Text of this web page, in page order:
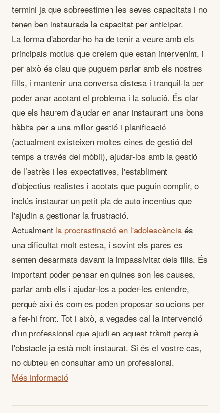
termini ja que sobreestimen les seves capacitats i no
tenen ben instaurada la capacitat per anticipar.
La forma d'abordar-ho ha de tenir a veure amb els
principals motius que creiem que estan intervenint, i
per això és clau que puguem parlar amb els nostres
fills, i mantenir una conversa distesa i tranquil·la per
poder anar acotant el problema i la solució. És clar
que els haurem d'ajudar en anar instaurant uns bons
hàbits per a una millor gestió i planificació
(actualment existeixen moltes eines de gestió del
temps a través del mòbil), ajudar-los amb la gestió
de l’estrès i les expectatives, l'establiment
d'objectius realistes i acotats que puguin complir, o
inclús instaurar un petit pla de auto incentius que
l'ajudin a gestionar la frustració.
Actualment la procrastinació en l'adolescència és
una dificultat molt estesa, i sovint els pares es
senten desarmats davant la impassivitat dels fills. És
important poder pensar en quines son les causes,
parlar amb ells i ajudar-los a poder-les entendre,
perquè així és com es poden proposar solucions per
a fer-hi front. Tot i això, a vegades cal la intervenció
d'un professional que ajudi en aquest tràmit perquè
l'obstacle ja està molt instaurat. Si és el vostre cas,
no dubteu en consultar amb un professional.
Més informació